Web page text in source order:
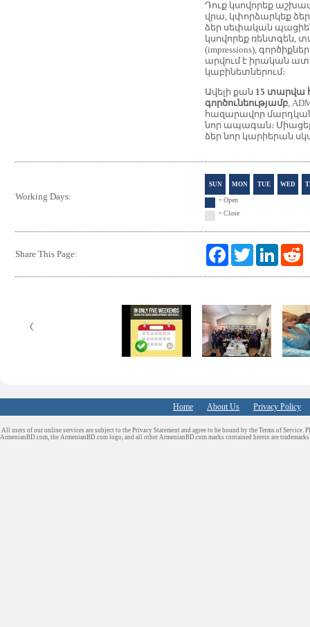
Դուք կսովորեք
վրա, կփորձարկեք ձեր
ձեր սեփական
կսովորեք ռենտգեն,
(impressions),
արվում է իրական
կաբինետներում։
Ավելի քան 15 տարվա
գործունեությամբ,
հազարավոր
նոր ապագան։
ձեր նոր կարիերան
Working Days:
SUN MON TUE WED
- Open
- Close
Share This Page:
F
o
o
k
T
e
r
L
d
n
t
Home About Us Privacy Policy
All users of our online services are subject to the Privacy Statement and agree to be bound by the Terms of Service.
ArmenianBD.com , the ArmenianBD.com logo, and all other ArmenianBD.com marks contained herein are